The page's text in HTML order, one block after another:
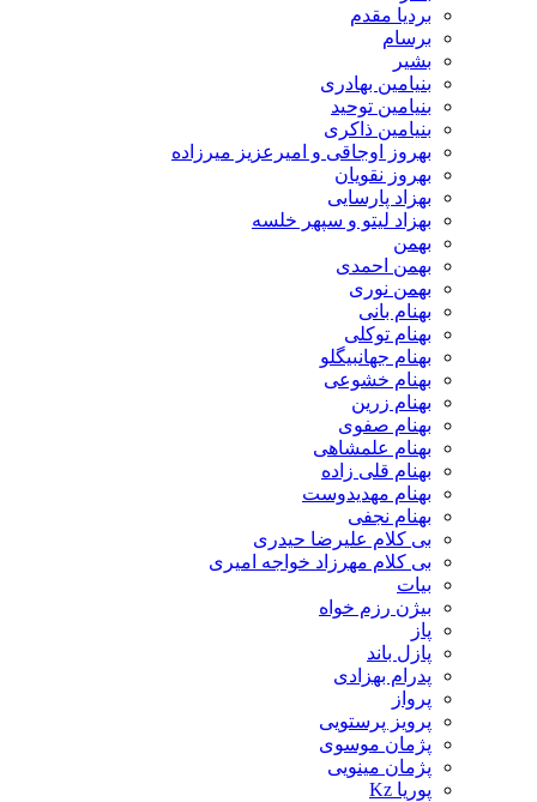
بردیا مقدم
برسام
بشیر
بنیامین بهادری
بنیامین توحید
بنیامین ذاکری
بهروز اوجاقی و امیرعزیز میرزاده
بهروز نقویان
بهزاد پارسایی
بهزاد لیتو و سپهر خلسه
بهمن
بهمن احمدی
بهمن نوری
بهنام بانی
بهنام توکلی
بهنام جهانبیگلو
بهنام خشوعی
بهنام زرین
بهنام صفوی
بهنام علمشاهی
بهنام قلی زاده
بهنام مهدیدوست
بهنام نجفی
بی کلام علیرضا حیدری
بی کلام مهرزاد خواجه امیری
بیات
بیژن رزم خواه
پاز
پازل باند
پدرام بهزادی
پرواز
پرویز پرستویی
پژمان موسوی
پژمان مینویی
پوریا Kz